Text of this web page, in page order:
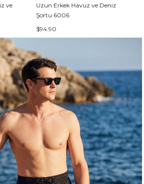
ve
Uzun Erkek Havuz ve Deniz
Şortu 6006
$94.90